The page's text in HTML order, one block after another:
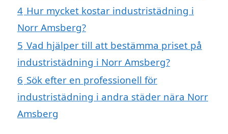
4 Hur mycket kostar industristädning i
Norr Amsberg?
5 Vad hjälper till att bestämma priset på
industristädning i Norr Amsberg?
6 Sök efter en professionell för
industristädning i andra städer nära Norr
Amsberg